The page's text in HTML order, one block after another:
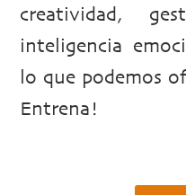
creatividad,
inteligencia
lo que podemos
Entrena!